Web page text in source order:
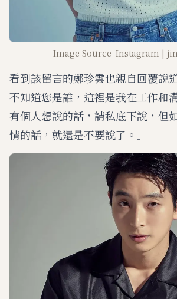
Image Source_Instagram |
看到該留言的鄭珍雲也親自回覆說
不知道您是誰，這裡是我在工作和
有個人想說的話，請私底下說，但
情的話，就還是不要說了。」